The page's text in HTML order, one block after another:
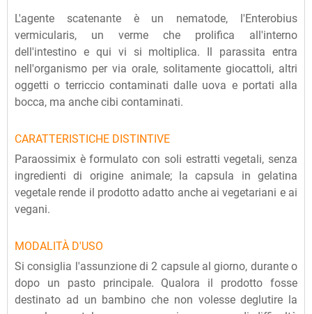
L'agente scatenante è un nematode, l'Enterobius
vermicularis, un verme che prolifica all'interno
dell'intestino e qui vi si moltiplica. Il parassita entra
nell'organismo per via orale, solitamente giocattoli, altri
oggetti o terriccio contaminati dalle uova e portati alla
bocca, ma anche cibi contaminati.
CARATTERISTICHE DISTINTIVE
Paraossimix è formulato con soli estratti vegetali, senza
ingredienti di origine animale; la capsula in gelatina
vegetale rende il prodotto adatto anche ai vegetariani e ai
vegani.
MODALITÀ D'USO
Si consiglia l'assunzione di 2 capsule al giorno, durante o
dopo un pasto principale. Qualora il prodotto fosse
destinato ad un bambino che non volesse deglutire la